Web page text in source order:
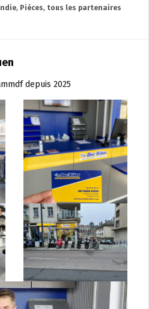
, Pièces, tous les partenaires
depuis 2025